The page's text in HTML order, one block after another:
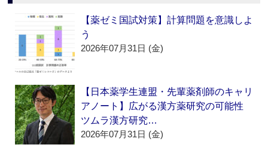
【薬ゼミ国試対策】計算問題を意識しよ
う
2026年07月31日 (金)
【日本薬学生連盟・先輩薬剤師のキャリ
アノート】広がる漢方薬研究の可能性
ツムラ漢方研究…
2026年07月31日 (金)